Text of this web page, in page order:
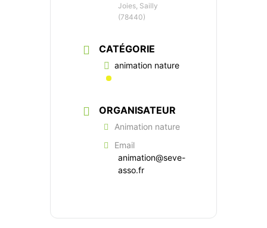
Joies, Sailly
(78440)
CATÉGORIE
animation nature
ORGANISATEUR
Animation nature
Email
animation@seve-
asso.fr